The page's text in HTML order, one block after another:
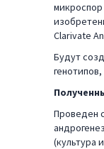
микроспор
Clarivate
Будут
Проведен
(культура